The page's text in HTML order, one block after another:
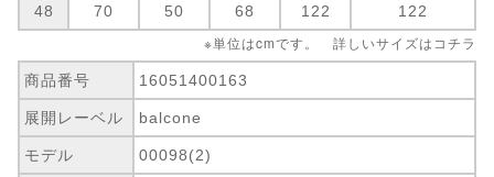
48 70 50 68 122 122
※単位はcmです。 詳しいサイズは コチラ
商品番号 16051400163
展開レーベル balcone
モデル 00098(2)